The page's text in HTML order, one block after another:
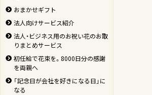
おまかせギフト
法人向けサービス紹介
法人・ビジネス用のお祝い花のお取
りまとめサービス
初任給で花束を。8000日分の感謝
を両親へ
「記念日が会社を好きになる日」に
なる